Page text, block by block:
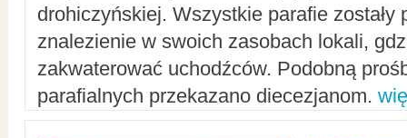
drohiczyńskiej. Wszystkie parafie zostały
znalezienie w swoich zasobach lokali,
zakwaterować uchodźców. Podobną
parafialnych przekazano diecezjanom.